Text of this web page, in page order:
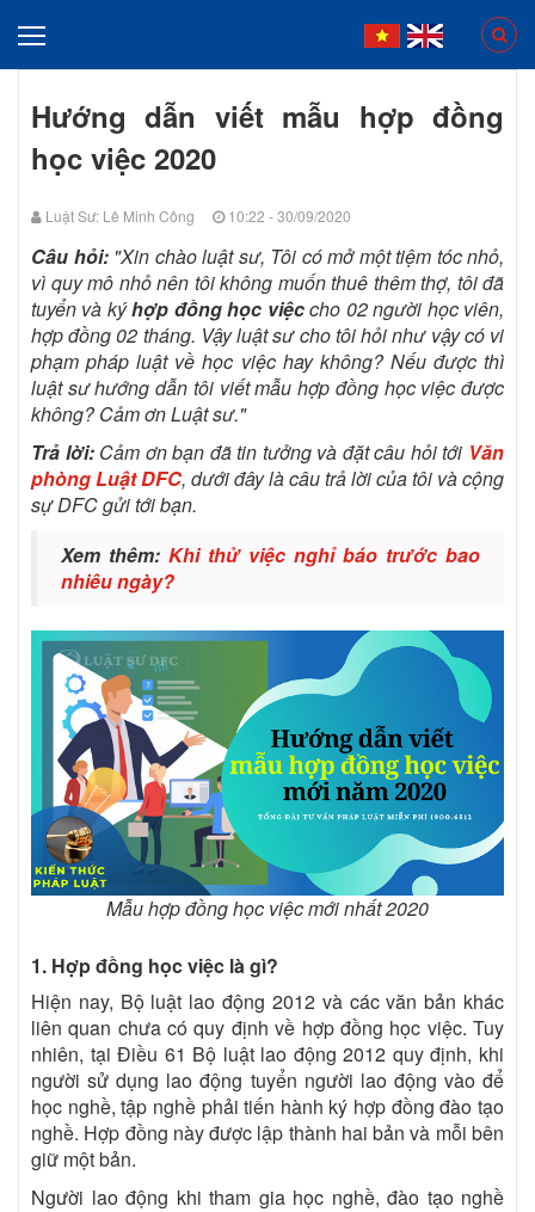
Hướng dẫn viết mẫu hợp đồng
học việc 2020
Luật Sư: Lê Minh Công 10:22 - 30/09/2020
Câu hỏi:"Xin chào luật sư, Tôi có mở một tiệm tóc nhỏ,
vì quy mô nhỏ nên tôi không muốn thuê thêm thợ, tôi đã
tuyển và kýhợp đồng học việccho 02 người học viên,
hợp đồng 02 tháng. Vậy luật sư cho tôi hỏi như vậy có vi
phạm pháp luật về học việc hay không? Nếu được thì
luật sư hướng dẫn tôi viết mẫu hợp đồng học việc được
không? Cảm ơn Luật sư."
Trả lời:Cảm ơn bạn đã tin tưởng và đặt câu hỏi tới Văn
phòng Luật DFC, dưới đây là câu trả lời của tôi và cộng
sự DFC gửi tới bạn.
Xem thêm: Khi thử việc nghỉ báo trước bao
nhiêu ngày?
Mẫu hợp đồng học việc mới nhất 2020
1. Hợp đồng học việc là gì?
Hiện nay, Bộ luật lao động 2012 và các văn bản khác
liên quan chưa có quy định về hợp đồng học việc. Tuy
nhiên, tại Điều 61 Bộ luật lao động 2012 quy định, khi
người sử dụng lao động tuyển người lao động vào để
học nghề, tập nghề phải tiến hành ký hợp đồng đào tạo
nghề. Hợp đồng này được lập thành hai bản và mỗi bên
giữ một bản.
Người lao động khi tham gia học nghề, đào tạo nghề